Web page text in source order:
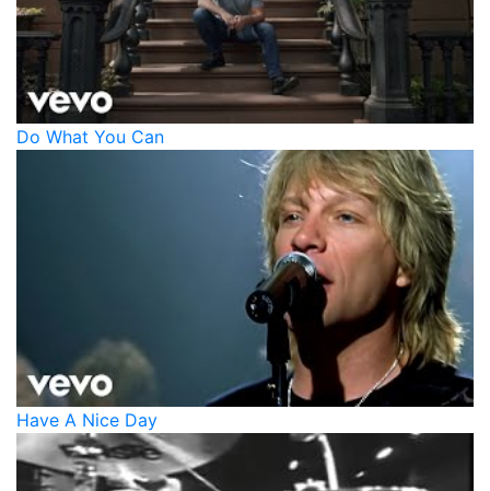
Do What You Can
Have A Nice Day